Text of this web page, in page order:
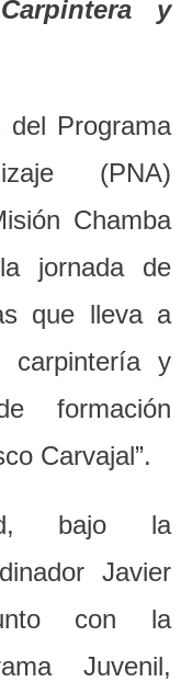
y
Programa
(PNA)
Chamba
jornada de
que lleva a
y
formación
Carvajal”.
bajo la
Javier
con la
Juvenil,